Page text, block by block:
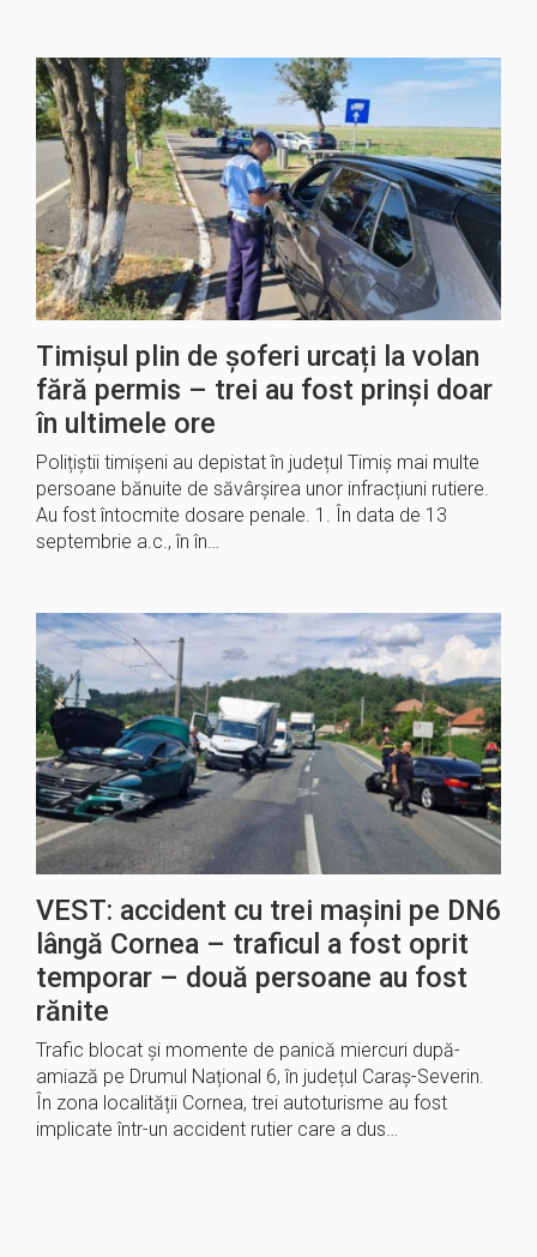
Timișul plin de șoferi urcați la volan
fără permis – trei au fost prinși doar
în ultimele ore
Polițiștii timișeni au depistat în județul Timiș mai multe
persoane bănuite de săvârșirea unor infracțiuni rutiere.
Au fost întocmite dosare penale. 1. În data de 13
septembrie a.c., în în…
VEST: accident cu trei mașini pe DN6
lângă Cornea – traficul a fost oprit
temporar – două persoane au fost
rănite
Trafic blocat și momente de panică miercuri după-
amiază pe Drumul Național 6, în județul Caraș-Severin.
În zona localității Cornea, trei autoturisme au fost
implicate într-un accident rutier care a dus…